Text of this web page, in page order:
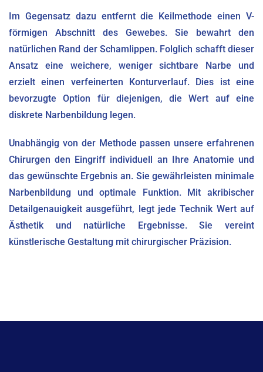
Im Gegensatz dazu entfernt die Keilmethode einen V-
förmigen Abschnitt des Gewebes. Sie bewahrt den
natürlichen Rand der Schamlippen. Folglich schafft dieser
Ansatz eine weichere, weniger sichtbare Narbe und
erzielt einen verfeinerten Konturverlauf. Dies ist eine
bevorzugte Option für diejenigen, die Wert auf eine
diskrete Narbenbildung legen.
Unabhängig von der Methode passen unsere erfahrenen
Chirurgen den Eingriff individuell an Ihre Anatomie und
das gewünschte Ergebnis an. Sie gewährleisten minimale
Narbenbildung und optimale Funktion. Mit akribischer
Detailgenauigkeit ausgeführt, legt jede Technik Wert auf
Ästhetik und natürliche Ergebnisse. Sie vereint
künstlerische Gestaltung mit chirurgischer Präzision.